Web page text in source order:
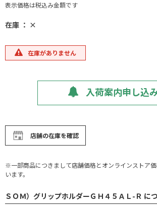
表示価格は税込み金額です
在庫 ： ×
在庫がありません
入荷案内申し込
店舗の在庫を確認
※一部商品につきまして店舗価格とオンラインストア
います。
ＳＯＭ）グリップホルダーＧＨ４５ＡＬ-Ｒ に